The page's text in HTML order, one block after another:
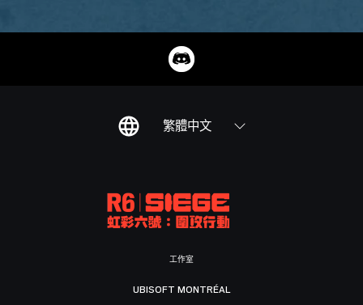
繁體中文
工作室
UBISOFT MONTRÉAL